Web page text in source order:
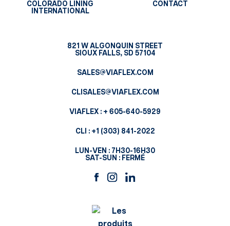
COLORADO LINING
INTERNATIONAL
CONTACT
821 W ALGONQUIN STREET
SIOUX FALLS, SD 57104
SALES@VIAFLEX.COM
CLISALES@VIAFLEX.COM
VIAFLEX : + 605-640-5929
CLI : +1 (303) 841-2022
LUN-VEN : 7H30-16H30
SAT-SUN : FERMÉ